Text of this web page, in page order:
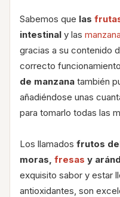
Sabemos que las
intestinal y las
gracias a su contenido
correcto
de manzana también
añadiéndose unas
para tomarlo todas las
Los llamados frutos
moras, fresas y
exquisito sabor y estar
antioxidantes, son